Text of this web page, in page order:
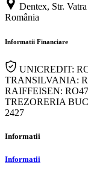
Dentex, Str.
România
Informatii Financiare
UNICREDIT:
TRANSILVANIA:
RAIFFEISEN:
TREZORERIA
2427
Informatii
Informatii